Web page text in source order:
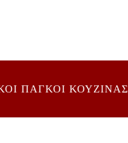
ΠΑΓΚΟΙ ΚΟΥΖΙΝΑΣ